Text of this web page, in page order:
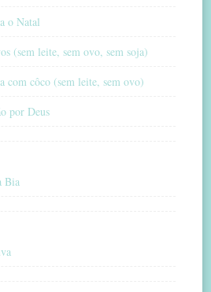
o Natal
(sem leite, sem ovo, sem soja)
com côco (sem leite, sem ovo)
por Deus
Bia